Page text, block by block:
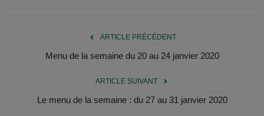
ARTICLE PRÉCÉDENT
Menu de la semaine du 20 au 24 janvier 2020
ARTICLE SUIVANT
Le menu de la semaine : du 27 au 31 janvier 2020